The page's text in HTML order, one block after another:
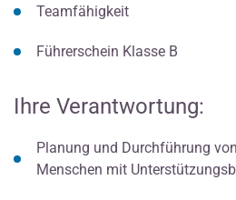
Teamfähigkeit
Führerschein Klasse B
Ihre Verantwortung:
Planung und Durchführung
Menschen mit